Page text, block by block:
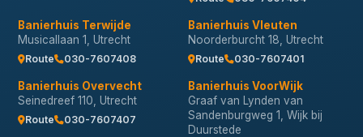
Banierhuis Terwijde
Musicallaan 1, Utrecht
Route 030-7607408
Banierhuis Vleuten
Noorderburcht 18, Utrecht
Route 030-7607401
Banierhuis Overvecht
Seinedreef 110, Utrecht
Route 030-7607407
Banierhuis VoorWijk
Graaf van Lynden van
Sandenburgweg 1, Wijk bij
Duurstede